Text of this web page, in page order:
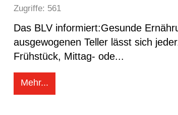
Zugriffe: 561
Das BLV informiert:Gesunde
ausgewogenen Teller lässt sich
Frühstück, Mittag- ode...
Mehr...